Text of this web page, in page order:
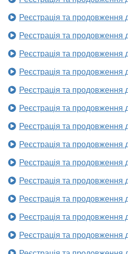
Реєстрація та продовження
Реєстрація та продовження
Реєстрація та продовження
Реєстрація та продовження
Реєстрація та продовження
Реєстрація та продовження
Реєстрація та продовження
Реєстрація та продовження
Реєстрація та продовження
Реєстрація та продовження
Реєстрація та продовження
Реєстрація та продовження
Реєстрація та продовження